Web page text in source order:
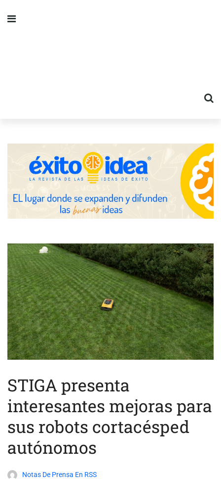
STIGA presenta
interesantes mejoras para
sus robots cortacésped
autónomos
Notas De Prensa En RSS